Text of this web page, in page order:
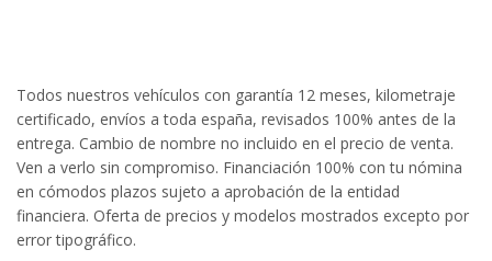
Todos nuestros vehículos con garantía 12 meses, kilometraje
certificado, envíos a toda españa, revisados 100% antes de la
entrega. Cambio de nombre no incluido en el precio de venta.
Ven a verlo sin compromiso. Financiación 100% con tu nómina
en cómodos plazos sujeto a aprobación de la entidad
financiera. Oferta de precios y modelos mostrados excepto por
error tipográfico.